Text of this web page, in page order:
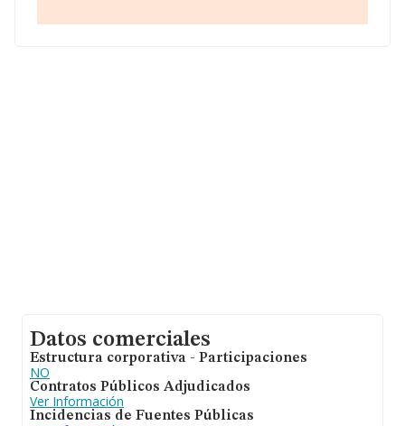
Datos comerciales
Estructura corporativa - Participaciones
NO
Contratos Públicos Adjudicados
Ver Información
Incidencias de Fuentes Públicas